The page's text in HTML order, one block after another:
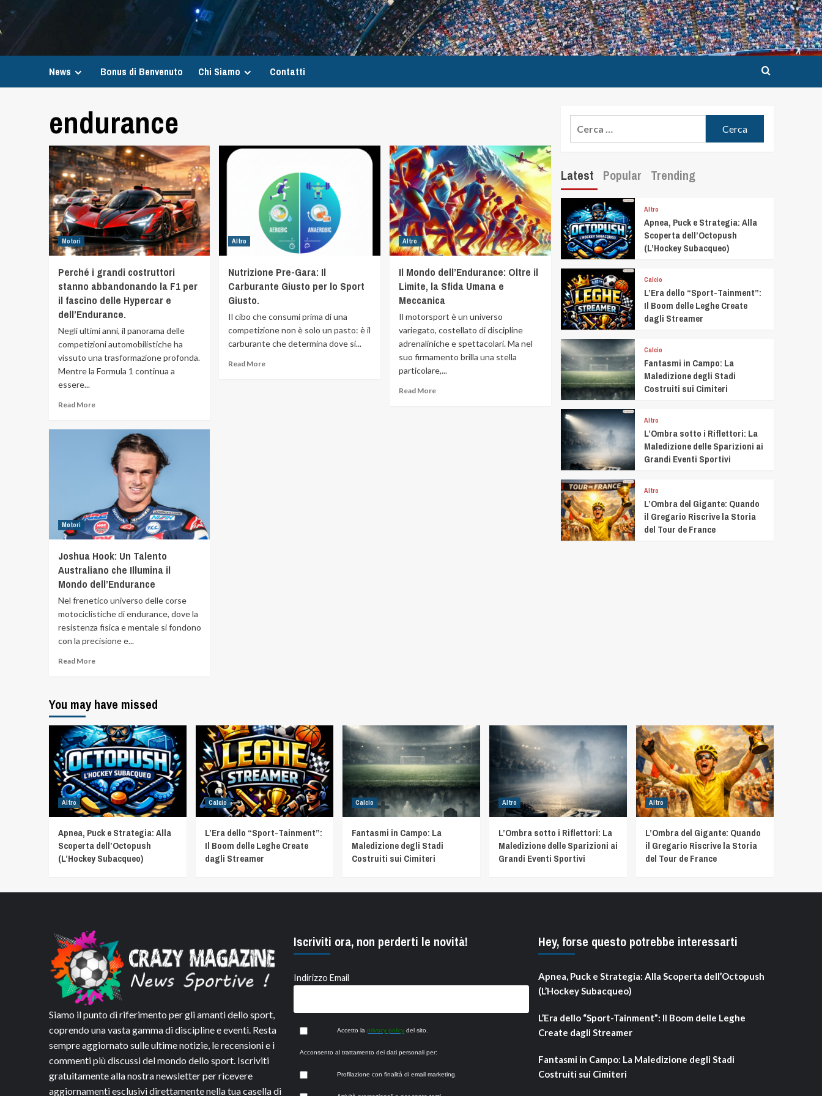
News Bonus di Benvenuto Chi Siamo Contatti
endurance
Motori
Perché i grandi costruttori
stanno abbandonando la F1 per
il fascino delle Hypercar e
dell’Endurance.
Negli ultimi anni, il panorama delle
competizioni automobilistiche ha
vissuto una trasformazione profonda.
Mentre la Formula 1 continua a
essere...
Read More
Altro
Nutrizione Pre-Gara: Il
Carburante Giusto per lo Sport
Giusto.
Il cibo che consumi prima di una
competizione non è solo un pasto: è il
carburante che determina dove si...
Read More
Altro
Il Mondo dell’Endurance: Oltre il
Limite, la Sfida Umana e
Meccanica
Il motorsport è un universo
variegato, costellato di discipline
adrenaliniche e spettacolari. Ma nel
suo firmamento brilla una stella
particolare,...
Read More
Motori
Joshua Hook: Un Talento
Australiano che Illumina il
Mondo dell’Endurance
Nel frenetico universo delle corse
motociclistiche di endurance, dove la
resistenza fisica e mentale si fondono
con la precisione e...
Read More
Latest Popular Trending
Altro
Apnea, Puck e Strategia: Alla
Scoperta dell’Octopush
(L’Hockey Subacqueo)
Calcio
L’Era dello “Sport-Tainment”:
Il Boom delle Leghe Create
dagli Streamer
Calcio
Fantasmi in Campo: La
Maledizione degli Stadi
Costruiti sui Cimiteri
Altro
L’Ombra sotto i Riflettori: La
Maledizione delle Sparizioni ai
Grandi Eventi Sportivi
Altro
L’Ombra del Gigante: Quando
il Gregario Riscrive la Storia
del Tour de France
You may have missed
Altro
Apnea, Puck e Strategia: Alla
Scoperta dell’Octopush
(L’Hockey Subacqueo)
Calcio
L’Era dello “Sport-Tainment”:
Il Boom delle Leghe Create
dagli Streamer
Calcio
Fantasmi in Campo: La
Maledizione degli Stadi
Costruiti sui Cimiteri
Altro
L’Ombra sotto i Riflettori: La
Maledizione delle Sparizioni ai
Grandi Eventi Sportivi
Altro
L’Ombra del Gigante: Quando
il Gregario Riscrive la Storia
del Tour de France
Siamo il punto di riferimento per gli amanti dello sport,
coprendo una vasta gamma di discipline e eventi. Resta
sempre aggiornato sulle ultime notizie, le recensioni e i
commenti più discussi del mondo dello sport. Iscriviti
gratuitamente alla nostra newsletter per ricevere
aggiornamenti esclusivi direttamente nella tua casella di
Iscriviti ora, non perderti le novità!
Indirizzo Email
Accetto la privacy policydel sito.
Acconsento al trattamento dei dati personali per:
Profilazione con finalità di email marketing.
Hey, forse questo potrebbe interessarti
Apnea, Puck e Strategia: Alla Scoperta dell’Octopush
(L’Hockey Subacqueo)
L’Era dello “Sport-Tainment”: Il Boom delle Leghe
Create dagli Streamer
Fantasmi in Campo: La Maledizione degli Stadi
Costruiti sui Cimiteri